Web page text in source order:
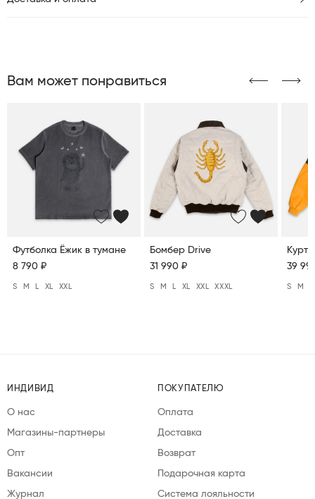
Вам может понравиться
Футболка Ёжик в тумане
8 790 ₽
S M XL XXL
Бомбер Drive
31 990 ₽
S M XL XXL XXXL
39
S M
ИНДИВИД
О нас
Магазины-партнеры
Опт
Вакансии
Журнал
ПОКУПАТЕЛЮ
Оплата
Доставка
Возврат
Подарочная карта
Система лояльности